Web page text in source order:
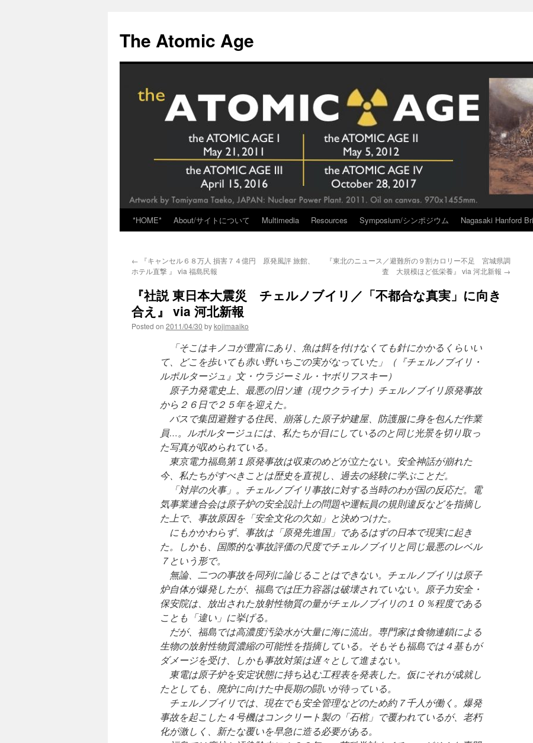
content
The Atomic Age
*HOME* About/サイトについて Multimedia Resources Symposium/シンポジウム Nagasaki Hanford
← 『キャンセル６８万人 損害７４億円 原発風評 旅館、
ホテル直撃 』 via 福島民報
『東北のニュース／避難所の９割カロリー不足 宮城県調
査 大規模ほど低栄養』 via 河北新報 →
『社説 東日本大震災 チェルノブイリ／「不都合な真実」に向き
合え』 via 河北新報
Posted on 2011/04/30 bykojimaaiko
「そこはキノコが豊富にあり、魚は餌を付けなくても針にかかるくらいい
て、どこを歩いても赤い野いちごの実がなっていた」（『チェルノブイリ・
ルポルタージュ』文・ウラジーミル・ヤボリフスキー）
原子力発電史上、最悪の旧ソ連（現ウクライナ）チェルノブイリ原発事故
から２６日で２５年を迎えた。
バスで集団避難する住民、崩落した原子炉建屋、防護服に身を包んだ作業
員…。ルポルタージュには、私たちが目にしているのと同じ光景を切り取っ
た写真が収められている。
東京電力福島第１原発事故は収束のめどが立たない。安全神話が崩れた
今、私たちがすべきことは歴史を直視し、過去の経験に学ぶことだ。
「対岸の火事」。チェルノブイリ事故に対する当時のわが国の反応だ。電
気事業連合会は原子炉の安全設計上の問題や運転員の規則違反などを指摘し
た上で、事故原因を「安全文化の欠如」と決めつけた。
にもかかわらず、事故は「原発先進国」であるはずの日本で現実に起き
た。しかも、国際的な事故評価の尺度でチェルノブイリと同じ最悪のレベル
７という形で。
無論、二つの事故を同列に論じることはできない。チェルノブイリは原子
炉自体が爆発したが、福島では圧力容器は破壊されていない。原子力安全・
保安院は、放出された放射性物質の量がチェルノブイリの１０％程度である
ことも「違い」に挙げる。
だが、福島では高濃度汚染水が大量に海に流出。専門家は食物連鎖による
生物の放射性物質濃縮の可能性を指摘している。そもそも福島では４基もが
ダメージを受け、しかも事故対策は遅々として進まない。
東電は原子炉を安定状態に持ち込む工程表を発表した。仮にそれが成就し
たとしても、廃炉に向けた中長期の闘いが待っている。
チェルノブイリでは、現在でも安全管理などのため約７千人が働く。爆発
事故を起こした４号機はコンクリート製の「石棺」で覆われているが、老朽
化が激しく、新たな覆いを早急に造る必要がある。